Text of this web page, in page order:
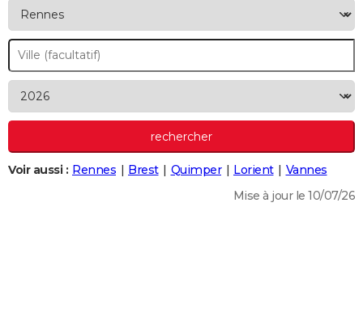
Guides de France
Escapades
Patrimoine
Expositions
Musées
Week-end nature
LIFESTYLE
Art de vivre
Bien-être
Loisirs
Mode
Modes de vie
+SANTE
Alimentation
Guide de la santé
Maladies
Médicaments
Sommeil
+VOYAGE
PHOTO
BONS PLANS
Voir aussi : Rennes Brest Quimper Lorient
Vannes
Mise à jour le 10/07/26